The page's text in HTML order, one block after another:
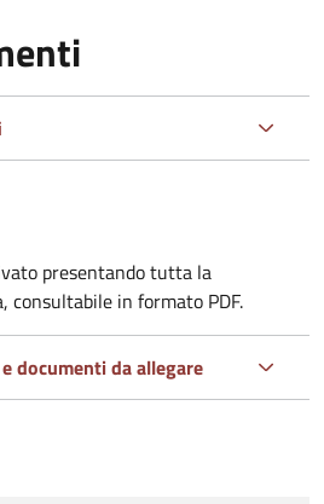
presentando tutta la
consultabile in formato PDF.
documenti da allegare